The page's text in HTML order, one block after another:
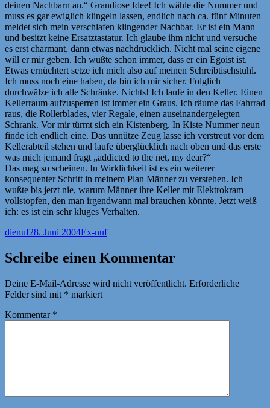
deinen Nachbarn an.“ Grandiose Idee! Ich wähle die Nummer und
muss es gar ewiglich klingeln lassen, endlich nach ca. fünf Minuten
meldet sich mein verschlafen klingender Nachbar. Er ist ein Mann
und besitzt keine Ersatztastatur. Ich glaube ihm nicht und versuche
es erst charmant, dann etwas nachdrücklich. Nicht mal seine eigene
will er mir geben. Ich wußte schon immer, dass er ein Egoist ist.
Etwas ernüchtert setze ich mich also auf meinen Schreibtischstuhl.
Ich muss noch eine haben, da bin ich mir sicher. Folglich
durchwälze ich alle Schränke. Nichts! Ich laufe in den Keller. Einen
Kellerraum aufzusperren ist immer ein Graus. Ich räume das Fahrrad
raus, die Rollerblades, vier Regale, einen auseinandergelegten
Schrank. Vor mir türmt sich ein Kistenberg. In Kiste Nummer neun
finde ich endlich eine. Das unnütze Zeug lasse ich verstreut vor dem
Kellerabteil stehen und laufe überglücklich nach oben und das erste
was mich jemand fragt „addicted to the net, my dear?“
Das mag so scheinen. In Wirklichkeit ist es ein weiterer
konsequenter Schritt in meinem Plan Männer zu verstehen. Ich
wußte bis jetzt nie, warum Männer ihre Keller mit Elektrokram
vollstopfen, den man irgendwann mal brauchen könnte. Jetzt weiß
ich: es ist ein sehr kluges Verhalten.
Autor
dienufVeröffentlicht
28. Juni 2004Kategorien
Ex-nuf
Schreibe einen Kommentar
Deine E-Mail-Adresse wird nicht veröffentlicht. Erforderliche
Felder sind mit * markiert
Kommentar *